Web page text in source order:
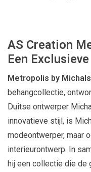
AS Creation
Een
Metropolis by
behangcollectie,
Duitse ontwerper
innovatieve stijl, is
modeontwerper, maar
interieurontwerp. In
hij een collectie die de